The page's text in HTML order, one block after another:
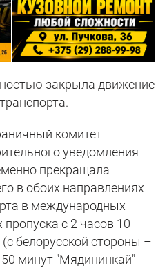
закрыла движение
комитет
уведомления
прекращала
в обоих направлениях
в международных
с 2 часов 10
белорусской стороны –
50 минут "Мядининкай"